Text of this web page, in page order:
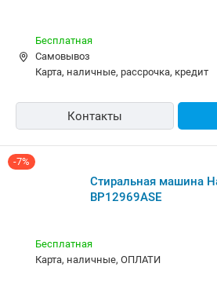
Бесплатная
Самовывоз
карта, наличные, рассрочка, кредит
Контакты
-7%
Стиральная машина
BP12969ASE
Бесплатная
карта, наличные, ОПЛАТИ